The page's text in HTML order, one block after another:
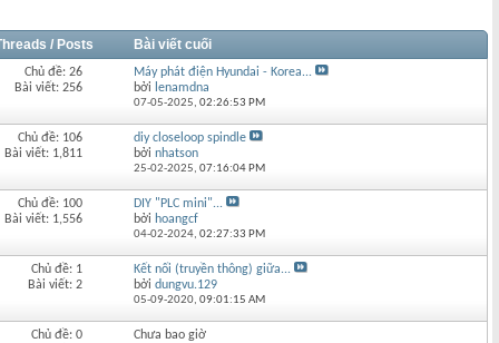
/ Posts Bài viết cuối
Chủ đề: 26
Bài viết: 256
Máy phát điện Hyundai - Korea...
bởi lenamdna
07-05-2025,02:26:53 PM
Chủ đề: 106
Bài viết: 1,811
diy closeloop spindle
bởinhatson
25-02-2025,07:16:04 PM
Chủ đề: 100
Bài viết: 1,556
DIY "PLC mini"...
bởi hoangcf
04-02-2024,02:27:33 PM
Chủ đề: 1
Bài viết: 2
Kết nối (truyền thông) giữa...
bởidungvu.129
05-09-2020,09:01:15 AM
Chủ đề: 0
Chưa bao giờ